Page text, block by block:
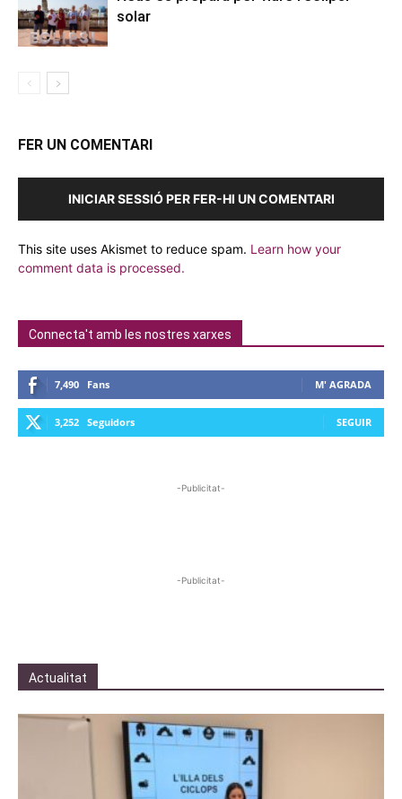
solar
FER UN COMENTARI
INICIAR SESSIÓ PER FER-HI UN COMENTARI
This site uses Akismet to reduce spam. Learn how your
comment data is processed.
Connecta't amb les nostres xarxes
7,490 Fans M' AGRADA
3,252 Seguidors SEGUIR
-Publicitat-
-Publicitat-
Actualitat